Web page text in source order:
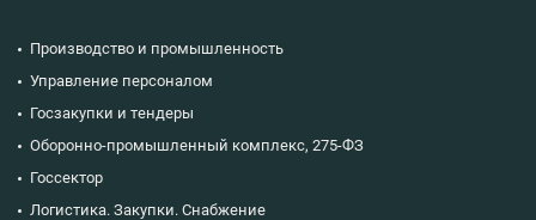
Производство и промышленность
Управление персоналом
Госзакупки и тендеры
Оборонно-промышленный комплекс, 275-ФЗ
Госсектор
Логистика. Закупки. Снабжение